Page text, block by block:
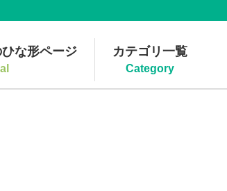
な形ページ カテゴリ一覧
Category